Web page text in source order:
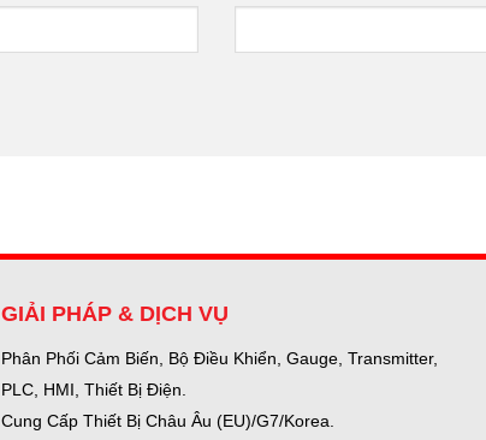
GIẢI PHÁP & DỊCH VỤ
Phân Phối Cảm Biến, Bộ Điều Khiển, Gauge, Transmitter,
PLC, HMI, Thiết Bị Điện.
Cung Cấp Thiết Bị Châu Âu (EU)/G7/Korea.